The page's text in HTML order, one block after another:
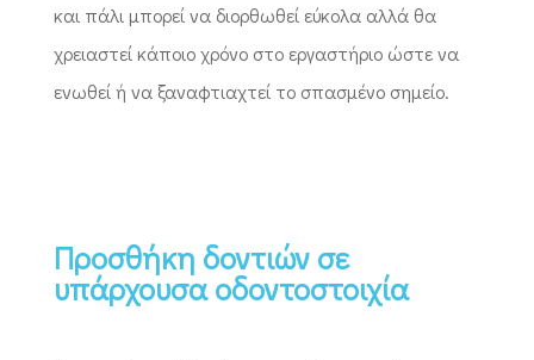
και πάλι μπορεί να διορθωθεί εύκολα αλλά θα
χρειαστεί κάποιο χρόνο στο εργαστήριο ώστε να
ενωθεί ή να ξαναφτιαχτεί το σπασμένο σημείο.
Προσθήκη δοντιών σε
υπάρχουσα οδοντοστοιχία